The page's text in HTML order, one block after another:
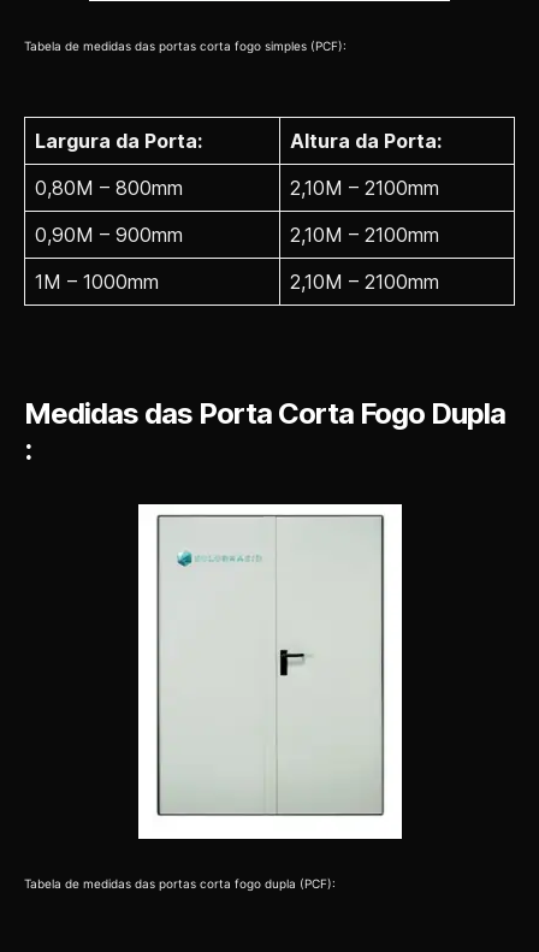
Tabela de medidas das portas corta fogo simples (PCF):
Largura da Porta:
Altura da Porta:
0,80M – 800mm
2,10M – 2100mm
0,90M – 900mm
2,10M – 2100mm
1M – 1000mm
2,10M – 2100mm
Medidas das Porta Corta Fogo Dupla
:
Tabela de medidas das portas corta fogo dupla (PCF):